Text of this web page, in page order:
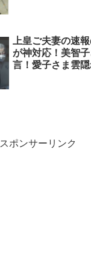
上皇ご夫妻の速
が神対応！美智
言！愛子さま雲
スポンサーリンク